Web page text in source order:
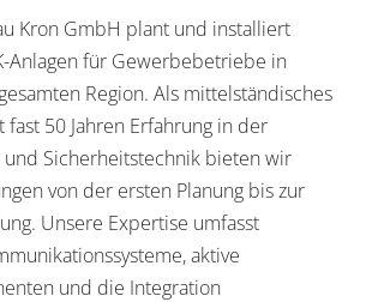
Kron GmbH plant und installiert
Anlagen für Gewerbebetriebe in
Region. Als mittelständisches
50 Jahren Erfahrung in der
und Sicherheitstechnik bieten wir
von der ersten Planung bis zur
Unsere Expertise umfasst
aktive
und die Integration